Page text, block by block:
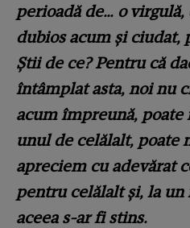
perioadă de… o
dubios acum și ciudat,
Știi de ce? Pentru că
întâmplat asta, noi nu
acum împreună,
unul de celălalt, poate
apreciem cu adevărat
pentru celălalt și, la
aceea s-ar fi stins.